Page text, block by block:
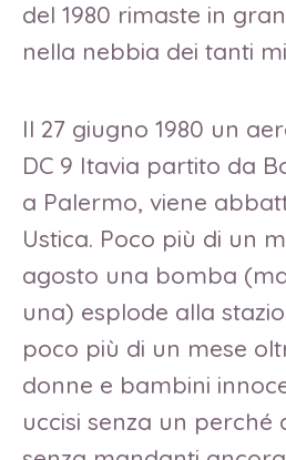
del 1980 rimaste in
nella nebbia dei tanti
Il 27 giugno 1980 un
DC 9 Itavia partito da
a Palermo, viene
Ustica. Poco più di un
agosto una bomba
una) esplode alla
poco più di un mese
donne e bambini
uccisi senza un perché